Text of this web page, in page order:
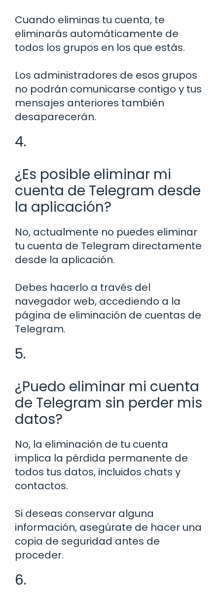
Cuando eliminas tu cuenta, te
eliminarás automáticamente de
todos los grupos en los que estás.
Los administradores de esos grupos
no podrán comunicarse contigo y tus
mensajes anteriores también
desaparecerán.
4.
¿Es posible eliminar mi
cuenta de Telegram desde
la aplicación?
No, actualmente no puedes eliminar
tu cuenta de Telegram directamente
desde la aplicación.
Debes hacerlo a través del
navegador web, accediendo a la
página de eliminación de cuentas de
Telegram.
5.
¿Puedo eliminar mi cuenta
de Telegram sin perder mis
datos?
No, la eliminación de tu cuenta
implica la pérdida permanente de
todos tus datos, incluidos chats y
contactos.
Si deseas conservar alguna
información, asegúrate de hacer una
copia de seguridad antes de
proceder.
6.